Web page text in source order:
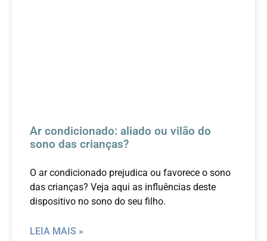
Ar condicionado: aliado ou vilão do
sono das crianças?
O ar condicionado prejudica ou favorece o sono
das crianças? Veja aqui as influências deste
dispositivo no sono do seu filho.
LEIA MAIS »